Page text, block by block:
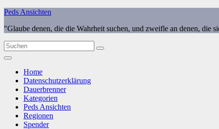
Zum
springen
Peds Ansichten
"Glaube denen, die die Wahrheit suchen, und zweifle an denen, die
Home
Datenschutzerklärung
Dauerbrenner
Kategorien
Peds Ansichten
Regionen
Spender